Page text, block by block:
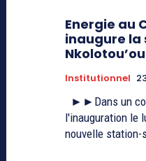
Energie au
inaugure
Institutionnel
l'inauguration le
nouvelle